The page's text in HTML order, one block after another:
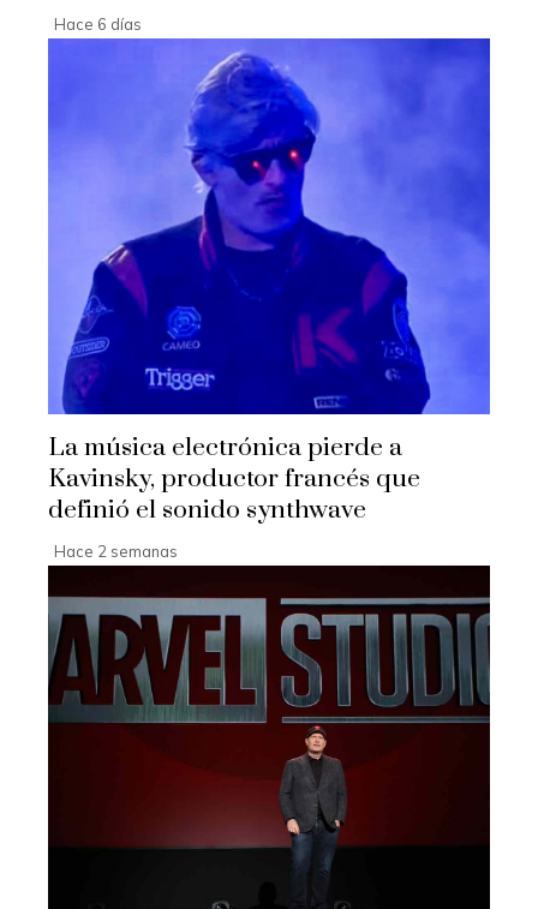
Hace 6 días
La música electrónica pierde a
Kavinsky, productor francés que
definió el sonido synthwave
Hace 2 semanas